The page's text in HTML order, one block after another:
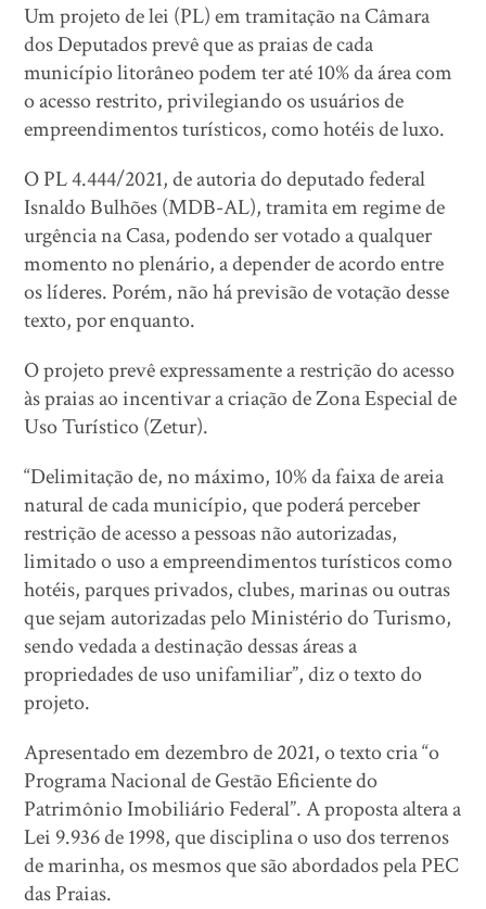
Um projeto de lei (PL) em tramitação na Câmara
dos Deputados prevê que as praias de cada
município litorâneo podem ter até 10% da área com
o acesso restrito, privilegiando os usuários de
empreendimentos turísticos, como hotéis de luxo.
O PL 4.444/2021, de autoria do deputado federal
Isnaldo Bulhões (MDB-AL), tramita em regime de
urgência na Casa, podendo ser votado a qualquer
momento no plenário, a depender de acordo entre
os líderes. Porém, não há previsão de votação desse
texto, por enquanto.
O projeto prevê expressamente a restrição do acesso
às praias ao incentivar a criação de Zona Especial de
Uso Turístico (Zetur).
“Delimitação de, no máximo, 10% da faixa de areia
natural de cada município, que poderá perceber
restrição de acesso a pessoas não autorizadas,
limitado o uso a empreendimentos turísticos como
hotéis, parques privados, clubes, marinas ou outras
que sejam autorizadas pelo Ministério do Turismo,
sendo vedada a destinação dessas áreas a
propriedades de uso unifamiliar”, diz o texto do
projeto.
Apresentado em dezembro de 2021, o texto cria “o
Programa Nacional de Gestão Eficiente do
Patrimônio Imobiliário Federal”. A proposta altera a
Lei 9.936 de 1998, que disciplina o uso dos terrenos
de marinha, os mesmos que são abordados pela PEC
das Praias.